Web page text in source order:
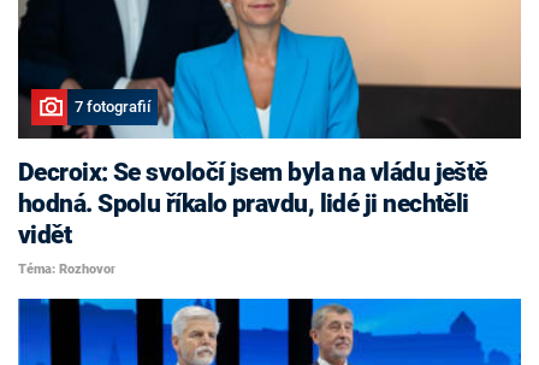
7 fotografií
Decroix: Se svoločí jsem byla na vládu ještě
hodná. Spolu říkalo pravdu, lidé ji nechtěli
vidět
Téma: Rozhovor